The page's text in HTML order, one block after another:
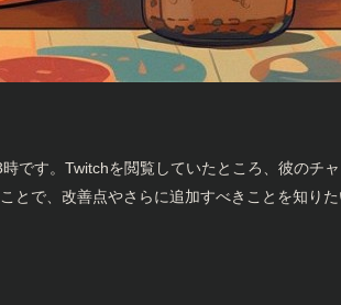
です。Twitchを閲覧していたところ、彼のチャ
とで、改善点やさらに追加すべきことを知り